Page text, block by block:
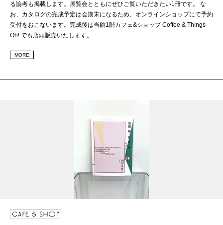
る論考も掲載します。展覧会とともにぜひご覧いただきたい1冊です。 な
お、カタログの完成予定は会期末になるため、オンラインショップにて予約
受付をおこないます。完成後は当館1階カフェ&ショップ Coffee & Th!ngs
Oh! でも店頭販売いたします。
MORE